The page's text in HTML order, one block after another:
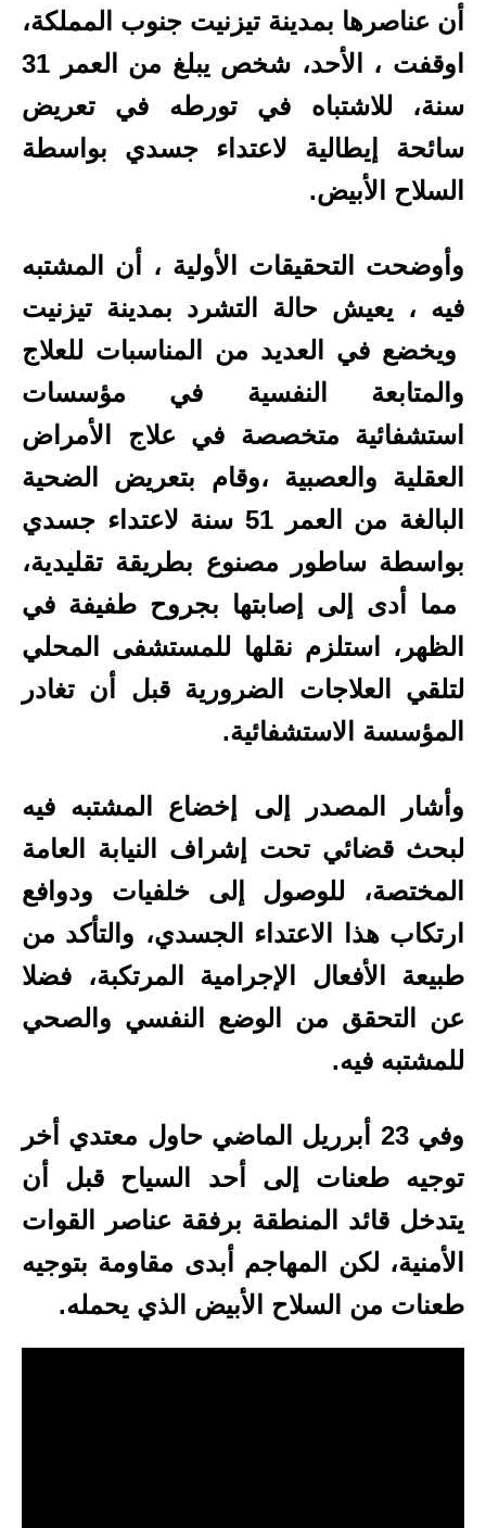
أن عناصرها بمدينة تيزنيت جنوب المملكة،
اوقفت ، الأحد، شخص يبلغ من العمر 31
سنة، للاشتباه في تورطه في تعريض
سائحة إيطالية لاعتداء جسدي بواسطة
السلاح الأبيض.
وأوضحت التحقيقات الأولية ، أن المشتبه
فيه ، يعيش حالة التشرد بمدينة تيزنيت
ويخضع في العديد من المناسبات للعلاج
والمتابعة النفسية في مؤسسات
استشفائية متخصصة في علاج الأمراض
العقلية والعصبية ،وقام بتعريض الضحية
البالغة من العمر 51 سنة لاعتداء جسدي
بواسطة ساطور مصنوع بطريقة تقليدية،
مما أدى إلى إصابتها بجروح طفيفة في
الظهر، استلزم نقلها للمستشفى المحلي
لتلقي العلاجات الضرورية قبل أن تغادر
المؤسسة الاستشفائية.
وأشار المصدر إلى إخضاع المشتبه فيه
لبحث قضائي تحت إشراف النيابة العامة
المختصة، للوصول إلى خلفيات ودوافع
ارتكاب هذا الاعتداء الجسدي، والتأكد من
طبيعة الأفعال الإجرامية المرتكبة، فضلا
عن التحقق من الوضع النفسي والصحي
للمشتبه فيه.
وفي 23 أبرريل الماضي حاول معتدي أخر
توجيه طعنات إلى أحد السياح قبل أن
يتدخل قائد المنطقة برفقة عناصر القوات
الأمنية، لكن المهاجم أبدى مقاومة بتوجيه
طعنات من السلاح الأبيض الذي يحمله.